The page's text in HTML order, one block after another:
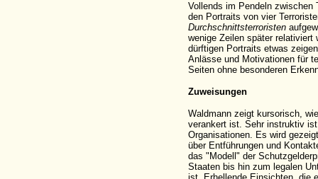
Vollends im Pendeln zwischen
den Portraits von vier
Durchschnittsterroristen
wenige Zeilen später
dürftigen Portraits etwas
Anlässe und Motivationen für
Seiten ohne besonderen
Zuweisungen
Waldmann zeigt kursorisch,
verankert ist. Sehr instruktiv
Organisationen. Es wird
über Entführungen und
das "Modell" der
Staaten bis hin zum legalen